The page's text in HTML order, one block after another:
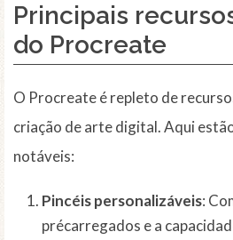
Principais
do Procreate
O Procreate é repleto de
criação de arte digital. Aqui
notáveis:
Pincéis personalizáveis:
précarregados e a